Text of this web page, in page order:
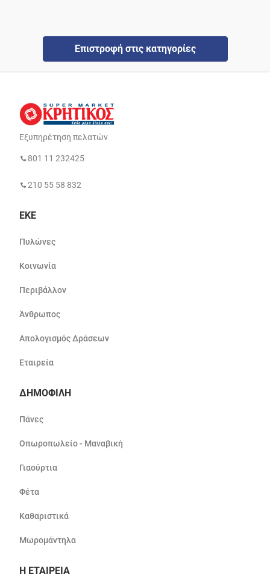
Επιστροφή στις κατηγορίες
Εξυπηρέτηση πελατών
801 11 232425
210 55 58 832
ΕΚΕ
Πυλώνες
Κοινωνία
Περιβάλλον
Άνθρωπος
Απολογισμός Δράσεων
Εταιρεία
ΔΗΜΟΦΙΛΗ
Πάνες
Οπωροπωλείο - Μαναβική
Γιαούρτια
Φέτα
Καθαριστικά
Μωρομάντηλα
Η ΕΤΑΙΡΕΙΑ